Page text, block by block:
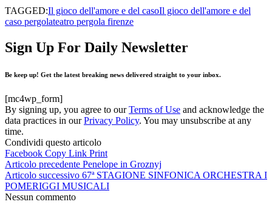
TAGGED:Il gioco dell'amore e del casoIl gioco dell'amore e del
caso pergolateatro pergola firenze
Sign Up For Daily Newsletter
Be keep up! Get the latest breaking news delivered straight to your inbox.
[mc4wp_form]
By signing up, you agree to ourTerms of Use and acknowledge the
data practices in ourPrivacy Policy. You may unsubscribe at any
time.
Condividi questo articolo
Facebook Copy Link Print
Articolo precedente Penelope in Groznyj
Articolo successivo 67ª STAGIONE SINFONICA ORCHESTRA I
POMERIGGI MUSICALI
Nessun commento